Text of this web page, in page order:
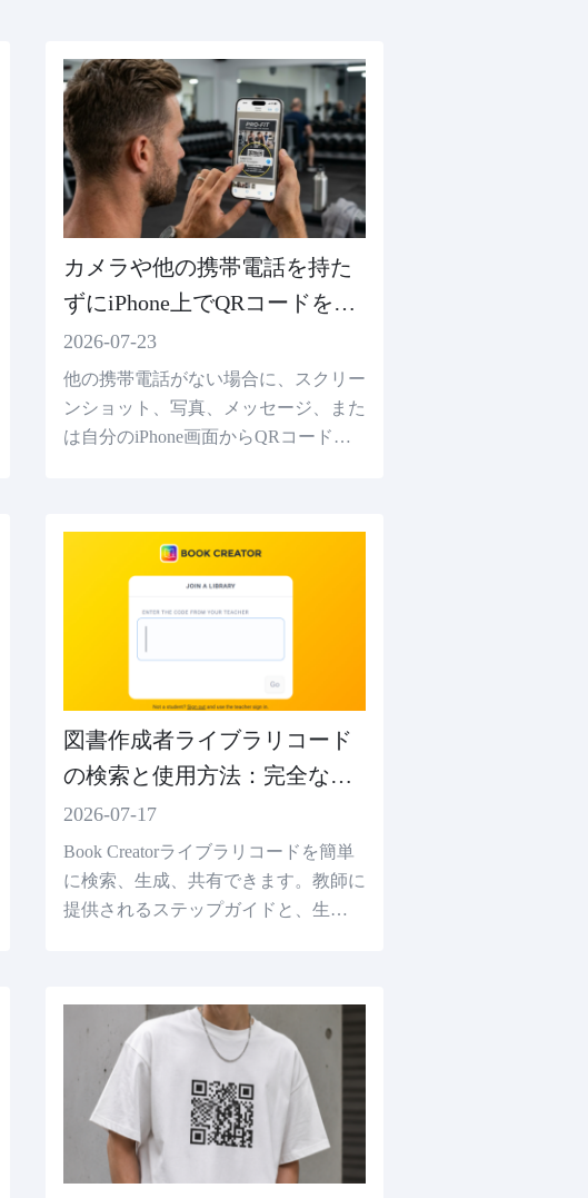
カメラや他の携帯電話を持た
ずにiPhone上でQRコードをス
キャンする方法
2026-07-23
他の携帯電話がない場合に、スクリー
ンショット、写真、メッセージ、また
は自分のiPhone画面からQRコードを
図書作成者ライブラリコード
の検索と使用方法：完全な教
師ガイド
2026-07-17
Book Creatorライブラリコードを簡単
に検索、生成、共有できます。教師に
提供されるステップガイドと、生徒の